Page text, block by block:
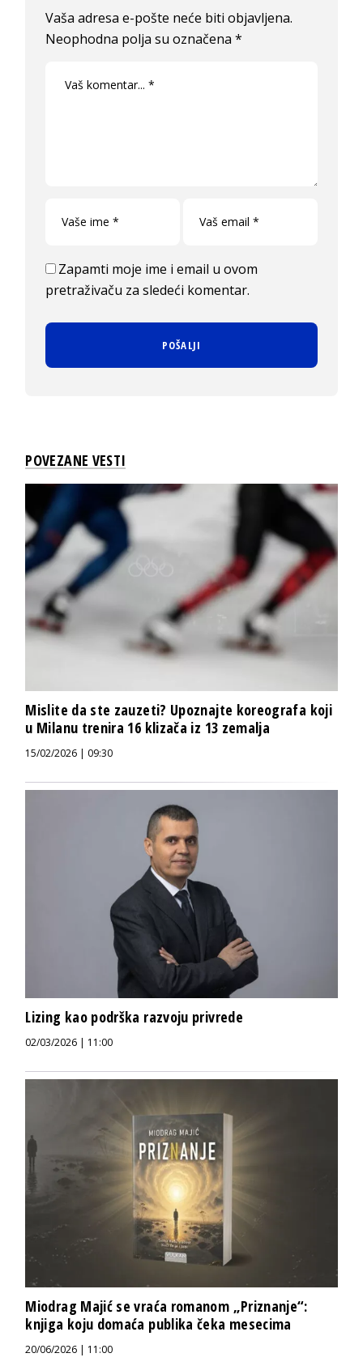
Vaša adresa e-pošte neće biti objavljena.
Neophodna polja su označena*
Zapamti moje ime i email u ovom
pretraživaču za sledeći komentar.
POVEZANE VESTI
Mislite da ste zauzeti? Upoznajte koreografa koji
u Milanu trenira 16 klizača iz 13 zemalja
15/02/2026 | 09:30
Lizing kao podrška razvoju privrede
02/03/2026 | 11:00
Miodrag Majić se vraća romanom „Priznanje“:
knjiga koju domaća publika čeka mesecima
20/06/2026 | 11:00